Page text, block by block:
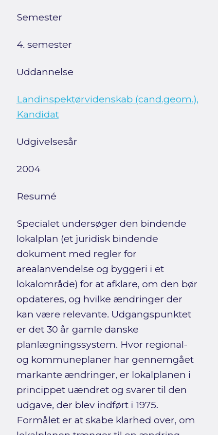
Semester
4. semester
Uddannelse
Landinspektørvidenskab (cand.geom.),
Kandidat
Udgivelsesår
2004
Resumé
Specialet undersøger den bindende
lokalplan (et juridisk bindende
dokument med regler for
arealanvendelse og byggeri i et
lokalområde) for at afklare, om den bør
opdateres, og hvilke ændringer der
kan være relevante. Udgangspunktet
er det 30 år gamle danske
planlægningssystem. Hvor regional-
og kommuneplaner har gennemgået
markante ændringer, er lokalplanen i
princippet uændret og svarer til den
udgave, der blev indført i 1975.
Formålet er at skabe klarhed over, om